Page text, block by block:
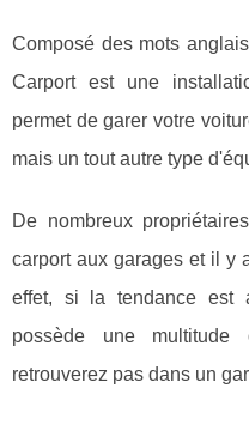
Composé des mots
Carport est une
permet de garer votre
mais un tout autre type
De nombreux
carport aux garages et il y
effet, si la tendance est
possède une
retrouverez pas dans un